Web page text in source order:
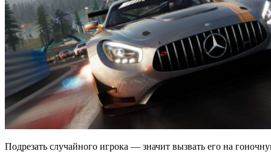
Подрезать случайного игрока — значит вызвать его на